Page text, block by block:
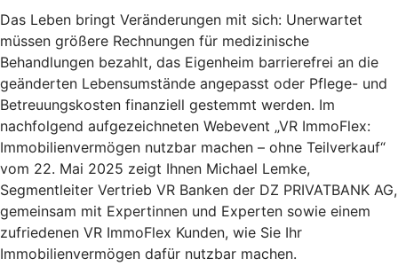
Das Leben bringt Veränderungen mit sich: Unerwartet
müssen größere Rechnungen für medizinische
Behandlungen bezahlt, das Eigenheim barrierefrei an die
geänderten Lebensumstände angepasst oder Pflege- und
Betreuungskosten finanziell gestemmt werden. Im
nachfolgend aufgezeichneten Webevent „VR ImmoFlex:
Immobilienvermögen nutzbar machen – ohne Teilverkauf“
vom 22. Mai 2025 zeigt Ihnen Michael Lemke,
Segmentleiter Vertrieb VR Banken der DZ PRIVATBANK AG,
gemeinsam mit Expertinnen und Experten sowie einem
zufriedenen VR ImmoFlex Kunden, wie Sie Ihr
Immobilienvermögen dafür nutzbar machen.